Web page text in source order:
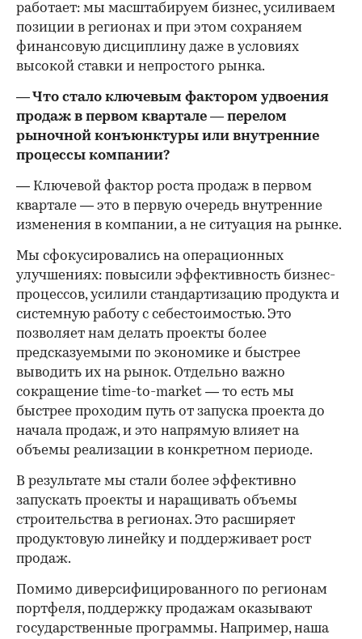
работает: мы масштабируем бизнес, усиливаем
позиции в регионах и при этом сохраняем
финансовую дисциплину даже в условиях
высокой ставки и непростого рынка.
— Что стало ключевым фактором удвоения
продаж в первом квартале — перелом
рыночной конъюнктуры или внутренние
процессы компании?
— Ключевой фактор роста продаж в первом
квартале — это в первую очередь внутренние
изменения в компании, а не ситуация на рынке.
Мы сфокусировались на операционных
улучшениях: повысили эффективность бизнес-
процессов, усилили стандартизацию продукта и
системную работу с себестоимостью. Это
позволяет нам делать проекты более
предсказуемыми по экономике и быстрее
выводить их на рынок. Отдельно важно
сокращение time-to-market — то есть мы
быстрее проходим путь от запуска проекта до
начала продаж, и это напрямую влияет на
объемы реализации в конкретном периоде.
В результате мы стали более эффективно
запускать проекты и наращивать объемы
строительства в регионах. Это расширяет
продуктовую линейку и поддерживает рост
продаж.
Помимо диверсифицированного по регионам
портфеля, поддержку продажам оказывают
государственные программы. Например, наша